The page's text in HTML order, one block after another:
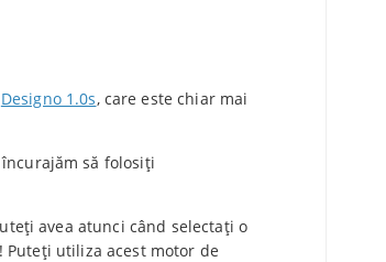
Designo 1.0s, care este chiar mai
să folosiți
avea atunci când selectați o
utiliza acest motor de